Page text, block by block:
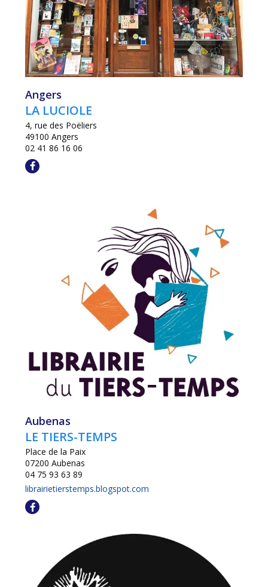
Angers
LA LUCIOLE
4, rue des Poëliers
49100 Angers
02 41 86 16 06
Aubenas
LE TIERS-TEMPS
Place de la Paix
07200 Aubenas
04 75 93 63 89
librairietierstemps.blogspot.com